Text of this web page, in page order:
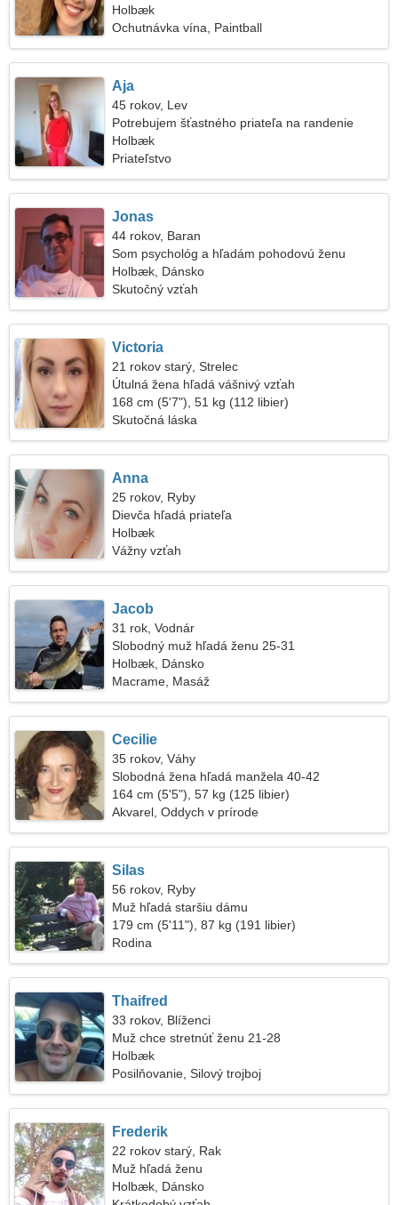
Holbæk
Ochutnávka vína, Paintball
Aja
45 rokov, Lev
Potrebujem šťastného priateľa na randenie
Holbæk
Priateľstvo
Jonas
44 rokov, Baran
Som psychológ a hľadám pohodovú ženu
Holbæk, Dánsko
Skutočný vzťah
Victoria
21 rokov starý, Strelec
Útulná žena hľadá vášnivý vzťah
168 cm (5'7"), 51 kg (112 libier)
Skutočná láska
Anna
25 rokov, Ryby
Dievča hľadá priateľa
Holbæk
Vážny vzťah
Jacob
31 rok, Vodnár
Slobodný muž hľadá ženu 25-31
Holbæk, Dánsko
Macrame, Masáž
Cecilie
35 rokov, Váhy
Slobodná žena hľadá manžela 40-42
164 cm (5'5"), 57 kg (125 libier)
Akvarel, Oddych v prírode
Silas
56 rokov, Ryby
Muž hľadá staršiu dámu
179 cm (5'11"), 87 kg (191 libier)
Rodina
Thaifred
33 rokov, Blíženci
Muž chce stretnúť ženu 21-28
Holbæk
Posilňovanie, Silový trojboj
Frederik
22 rokov starý, Rak
Muž hľadá ženu
Holbæk, Dánsko